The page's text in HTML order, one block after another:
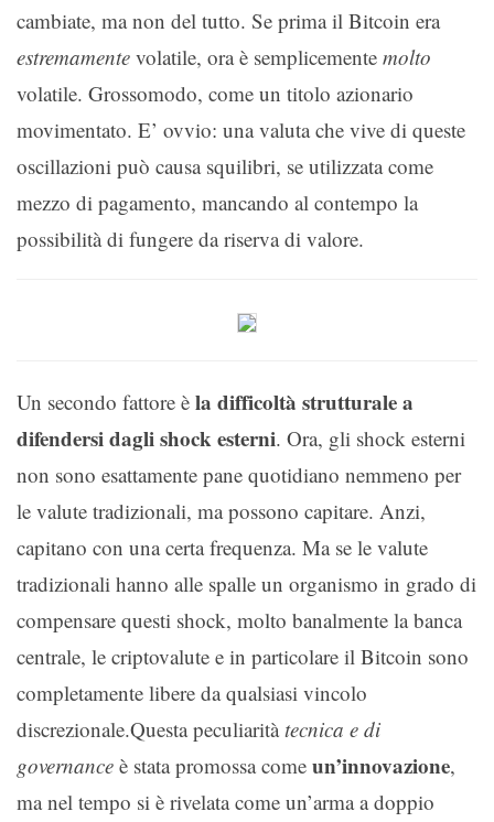
cambiate, ma non del tutto. Se prima il Bitcoin era
estremamente volatile, ora è semplicemente molto
volatile. Grossomodo, come un titolo azionario
movimentato. E’ ovvio: una valuta che vive di queste
oscillazioni può causa squilibri, se utilizzata come
mezzo di pagamento, mancando al contempo la
possibilità di fungere da riserva di valore.
Un secondo fattore è la difficoltà strutturale a
difendersi dagli shock esterni. Ora, gli shock esterni
non sono esattamente pane quotidiano nemmeno per
le valute tradizionali, ma possono capitare. Anzi,
capitano con una certa frequenza. Ma se le valute
tradizionali hanno alle spalle un organismo in grado di
compensare questi shock, molto banalmente la banca
centrale, le criptovalute e in particolare il Bitcoin sono
completamente libere da qualsiasi vincolo
discrezionale.Questa peculiaritàtecnica e di
governance è stata promossa come un’innovazione,
ma nel tempo si è rivelata come un’arma a doppio